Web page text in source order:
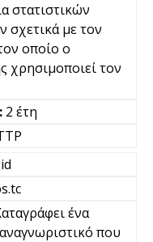
στατιστικών
σχετικά με τον
οποίο ο
χρησιμοποιεί τον
2 έτη
ένα
που